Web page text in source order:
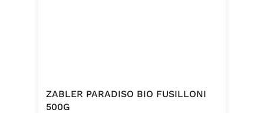
ZABLER PARADISO BIO FUSILLONI
500G